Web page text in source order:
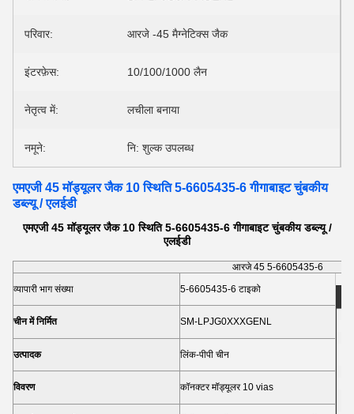
परिवार: आरजे -45 मैग्नेटिक्स जैक
इंटरफ़ेस: 10/100/1000 लैन
नेतृत्व में: लचीला बनाया
नमूने: नि: शुल्क उपलब्ध
एमएजी 45 मॉड्यूलर जैक 10 स्थिति 5-6605435-6 गीगाबाइट चुंबकीय
डब्ल्यू / एलईडी
एमएजी 45 मॉड्यूलर जैक 10 स्थिति 5-6605435-6 गीगाबाइट चुंबकीय डब्ल्यू /
एलईडी
आरजे 45 5-6605435-6
व्यापारी भाग संख्या
5-6605435-6 टाइको
चीन में निर्मित SM-LPJG0XXXGENL
उत्पादक लिंक-पीपी चीन
विवरण कॉनक्टर मॉड्यूलर 10 vias